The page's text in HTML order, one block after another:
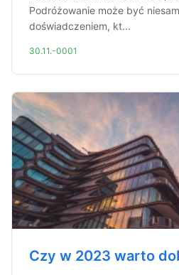
Podróżowanie może być
doświadczeniem, kt...
30.11.-0001
Czy w 2023 warto